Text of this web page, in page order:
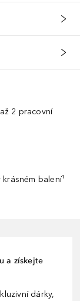
2 pracovní
balení¹
a získejte
dárky,